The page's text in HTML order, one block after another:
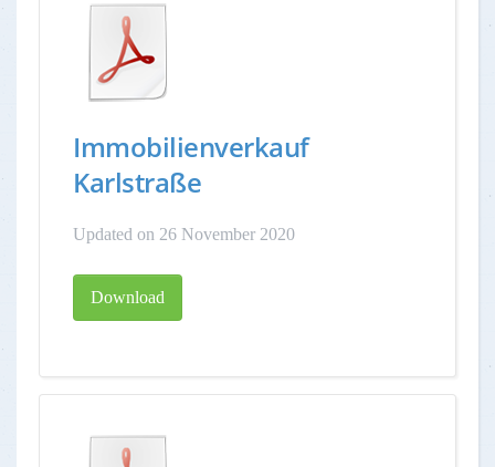
Immobilienverkauf
Karlstraße
Updated on 26 November 2020
Download